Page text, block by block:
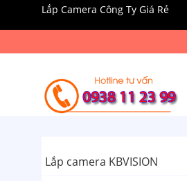
Lắp Camera Công Ty Giá Rẻ
Lắp camera KBVISION